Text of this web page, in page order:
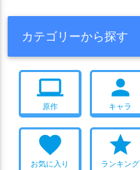
カテゴリーから探す
computer
原作
person
キャラ
favorite
お気に入り
star
ランキング